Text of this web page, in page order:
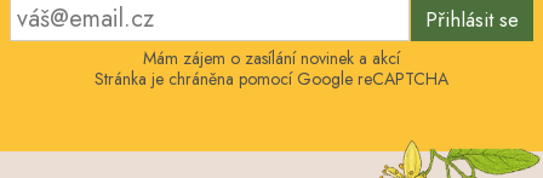
Přihlásit se
Mám zájem o zasílání novinek a akcí
Stránka je chráněna pomocí Google reCAPTCHA